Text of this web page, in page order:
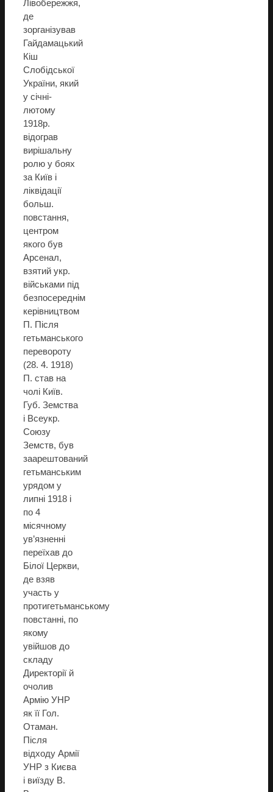
Лівобережжя,
де
зорганізував
Гайдамацький
Кіш
Слобідської
України, який
у січні-
лютому
1918р.
відограв
вирішальну
ролю у боях
за Київ і
ліквідації
больш.
повстання,
центром
якого був
Арсенал,
взятий укр.
військами під
безпосереднім
керівництвом
П. Після
гетьманського
перевороту
(28. 4. 1918)
П. став на
чолі Київ.
Губ. Земства
і Всеукр.
Союзу
Земств, був
заарештований
гетьманським
урядом у
липні 1918 і
по 4
місячному
ув’язненні
переїхав до
Білої Церкви,
де взяв
участь у
протигетьманському
повстанні, по
якому
увійшов до
складу
Директорії й
очолив
Армію УНР
як її Гол.
Отаман.
Після
відходу Армії
УНР з Києва
і виїзду В.